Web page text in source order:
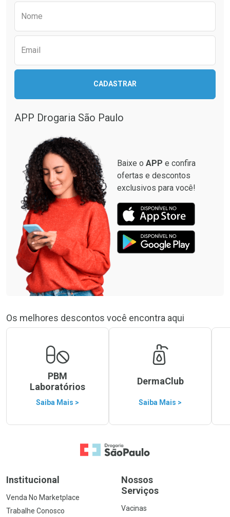
Nome
Email
CADASTRAR
APP Drogaria São Paulo
Baixe o APP e confira
ofertas e descontos
exclusivos para você!
Os melhores descontos você encontra aqui
PBM
Laboratórios
Saiba Mais >
DermaClub
Saiba Mais >
Ir para a Home
Institucional
Venda No Marketplace
Trabalhe Conosco
Nossos
Serviços
Vacinas